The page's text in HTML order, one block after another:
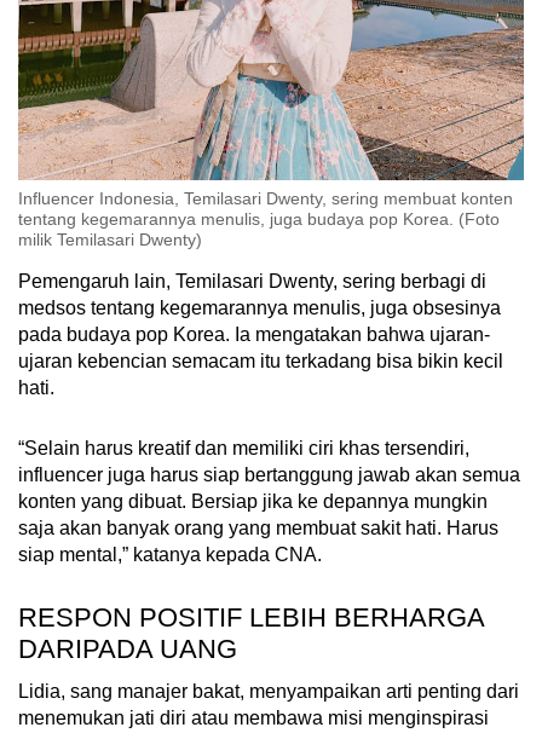
Influencer Indonesia, Temilasari Dwenty, sering membuat konten
tentang kegemarannya menulis, juga budaya pop Korea. (Foto
milik Temilasari Dwenty)
Pemengaruh lain, Temilasari Dwenty, sering berbagi di
medsos tentang kegemarannya menulis, juga obsesinya
pada budaya pop Korea. Ia mengatakan bahwa ujaran-
ujaran kebencian semacam itu terkadang bisa bikin kecil
hati.
“Selain harus kreatif dan memiliki ciri khas tersendiri,
influencer juga harus siap bertanggung jawab akan semua
konten yang dibuat. Bersiap jika ke depannya mungkin
saja akan banyak orang yang membuat sakit hati. Harus
siap mental,” katanya kepada CNA.
RESPON POSITIF LEBIH BERHARGA
DARIPADA UANG
Lidia, sang manajer bakat, menyampaikan arti penting dari
menemukan jati diri atau membawa misi menginspirasi